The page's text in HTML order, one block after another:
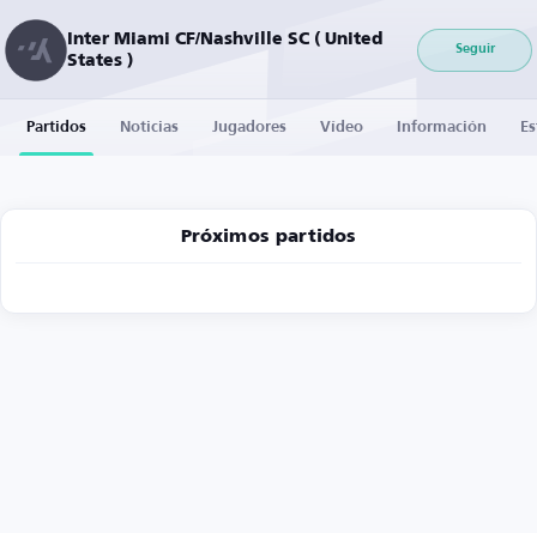
Inter Miami CF/Nashville SC ( United
States )
Seguir
Partidos Noticias Jugadores Vídeo Información
Próximos partidos